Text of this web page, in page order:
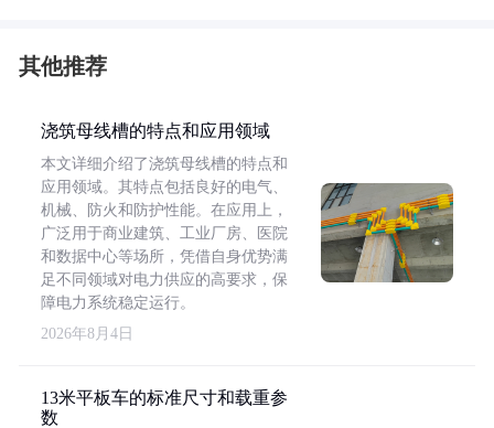
其他推荐
浇筑母线槽的特点和应用领域
本文详细介绍了浇筑母线槽的特点和
应用领域。其特点包括良好的电气、
机械、防火和防护性能。在应用上，
广泛用于商业建筑、工业厂房、医院
和数据中心等场所，凭借自身优势满
足不同领域对电力供应的高要求，保
障电力系统稳定运行。
2026年8月4日
13米平板车的标准尺寸和载重参
数